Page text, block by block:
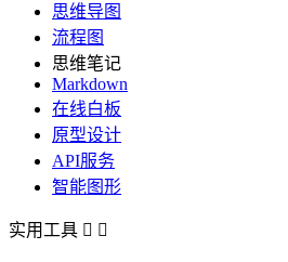
思维导图
流程图
思维笔记
Markdown
在线白板
原型设计
API服务
智能图形
实用工具  